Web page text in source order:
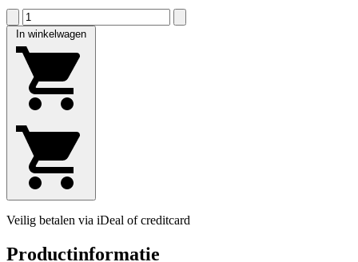
In winkelwagen
Veilig betalen via iDeal of creditcard
Productinformatie